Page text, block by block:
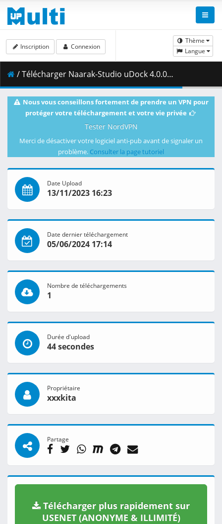
Thème
Langue
Inscription Connexion
/ Télécharger Naarak-Studio uDock 4.0.0.zip ( 18.00 MB )
Nous vous conseillons fortement de prendre un VPN pour
protéger votre téléchargement et votre vie privée
Tester NordVPN
Merci de désactiver votre logiciel anti-pub avant de signaler un
problème. Consulter la page tutoriel
Date Upload
13/11/2023 16:23
Date dernier téléchargement
05/06/2024 17:14
Nombre de téléchargements
1
Durée d'upload
44 secondes
Propriétaire
xxxkita
Partage
Télécharger plus rapidement sur
USENET (ANONYME & ILLIMITÉ)